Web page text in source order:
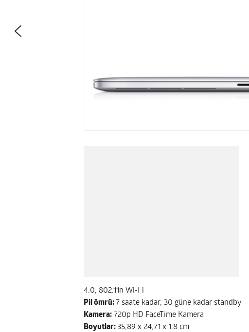
4.0, 802.11n Wi-Fi
Pil ömrü: 7 saate kadar, 30 güne kadar standby
Kamera: 720p HD FaceTime Kamera
Boyutlar: 35,89 x 24,71 x 1,8 cm